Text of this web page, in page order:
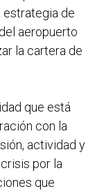
estrategia de
aeropuerto
la cartera de
que está
con la
actividad y
por la
que